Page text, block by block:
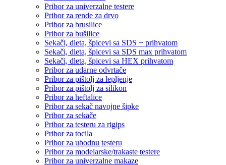
Pribor za univerzalne testere
Pribor za rende za drvo
Pribor za brusilice
Pribor za bušilice
Sekači, dleta, špicevi sa SDS + prihvatom
Sekači, dleta, špicevi sa SDS max prihvatom
Sekači, dleta, špicevi sa HEX prihvatom
Pribor za udarne odvrtače
Pribor za pištolj za lepljenje
Pribor za pištolj za silikon
Pribor za heftalice
Pribor za sekač navojne šipke
Pribor za sekače
Pribor za testeru za rigips
Pribor za tocila
Pribor za ubodnu testeru
Pribor za modelarske/trakaste testere
Pribor za univerzalne makaze